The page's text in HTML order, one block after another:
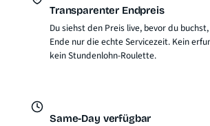
Transparenter Endpreis
Du siehst den Preis live, bevor du
Ende nur die echte Servicezeit. Kein
kein Stundenlohn-Roulette.
Same-Day verfügbar